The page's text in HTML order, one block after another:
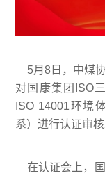
5月8日，中煤协
对国康集团ISO
ISO 14001环境
系）进行认证审核
在认证会上，国